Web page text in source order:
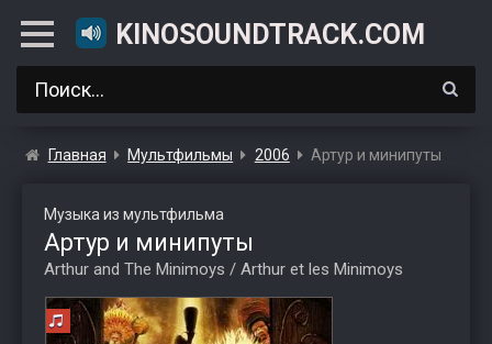
KINOSOUNDTRACK.COM
Главная Мультфильмы 2006 Артур и минипуты
Музыка из мультфильма
Артур и минипуты
Arthur and The Minimoys / Arthur et les Minimoys